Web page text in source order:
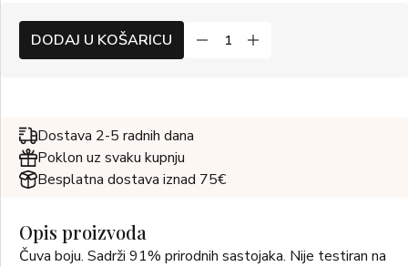
DODAJ U KOŠARICU
Dostava 2-5 radnih dana
Poklon uz svaku kupnju
Besplatna dostava iznad 75€
Opis proizvoda
Čuva boju. Sadrži 91% prirodnih sastojaka. Nije testiran na